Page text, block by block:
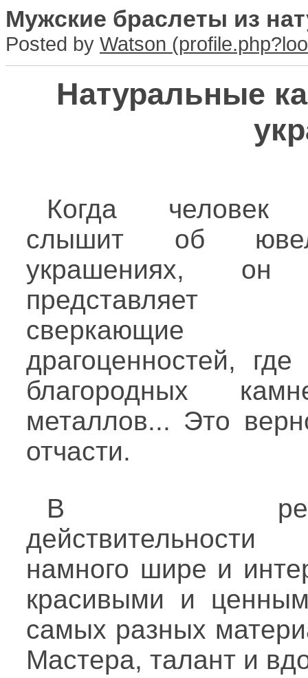
Мужские браслеты из
Posted by Watson
Натуральные
Когда человек
слышит об
украшениях, он
представляет
сверкающие
драгоценностей,
благородных
металлов... Это
отчасти.
В
намного шире и
красивыми и
самых разных
Мастера, талант и